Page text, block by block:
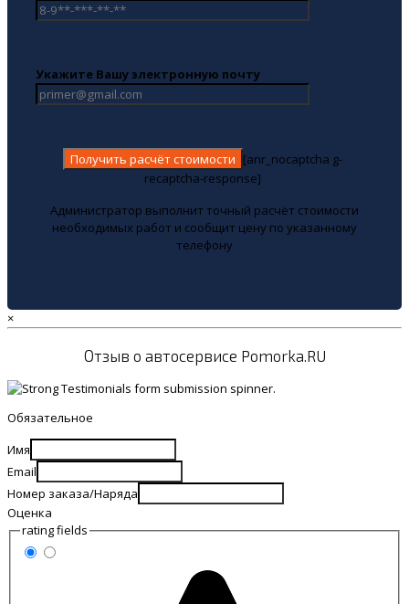
Укажите Вашу электронную почту
[anr_nocaptcha g-
recaptcha-response]
Администратор выполнит точный расчёт стоимости
необходимых работ и сообщит цену по указанному
телефону
×
Отзыв о автосервисе Pomorka.RU
Обязательное
Имя
Email
Номер заказа/Наряда
Оценка
rating fields